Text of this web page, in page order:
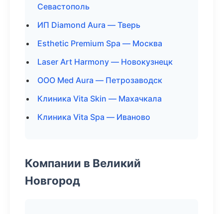
Севастополь
ИП Diamond Aura — Тверь
Esthetic Premium Spa — Москва
Laser Art Harmony — Новокузнецк
ООО Med Aura — Петрозаводск
Клиника Vita Skin — Махачкала
Клиника Vita Spa — Иваново
Компании в Великий
Новгород